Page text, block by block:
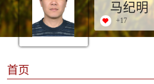
马纪明
+17
首页